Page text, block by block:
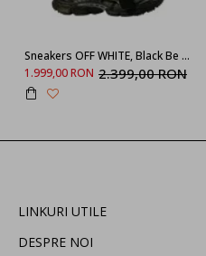
Sneakers OFF WHITE, Black Be Right Back, Women, Full Black
1.999,00 RON 2.399,00 RON
LINKURI UTILE
DESPRE NOI